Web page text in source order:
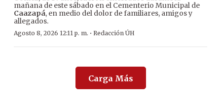
mañana de este sábado en el Cementerio Municipal de
Caazapá, en medio del dolor de familiares, amigos y
allegados.
Agosto 8, 2026 12:11 p. m. · Redacción ÚH
Carga Más